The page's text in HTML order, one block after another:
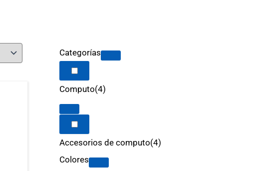
Categorías
Computo(4)
Accesorios de computo(4)
Colores